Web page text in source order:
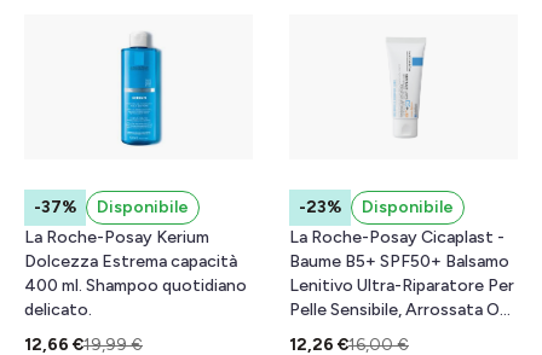
-37%
Disponibile
La Roche-Posay Kerium
Dolcezza Estrema capacità
400 ml. Shampoo quotidiano
delicato.
12,66 €19,99 €
-23%
Disponibile
La Roche-Posay Cicaplast -
Baume B5+ SPF50+ Balsamo
Lenitivo Ultra-Riparatore Per
Pelle Sensibile, Arrossata O
Fragilizzata 40 ml
12,26 €16,00 €